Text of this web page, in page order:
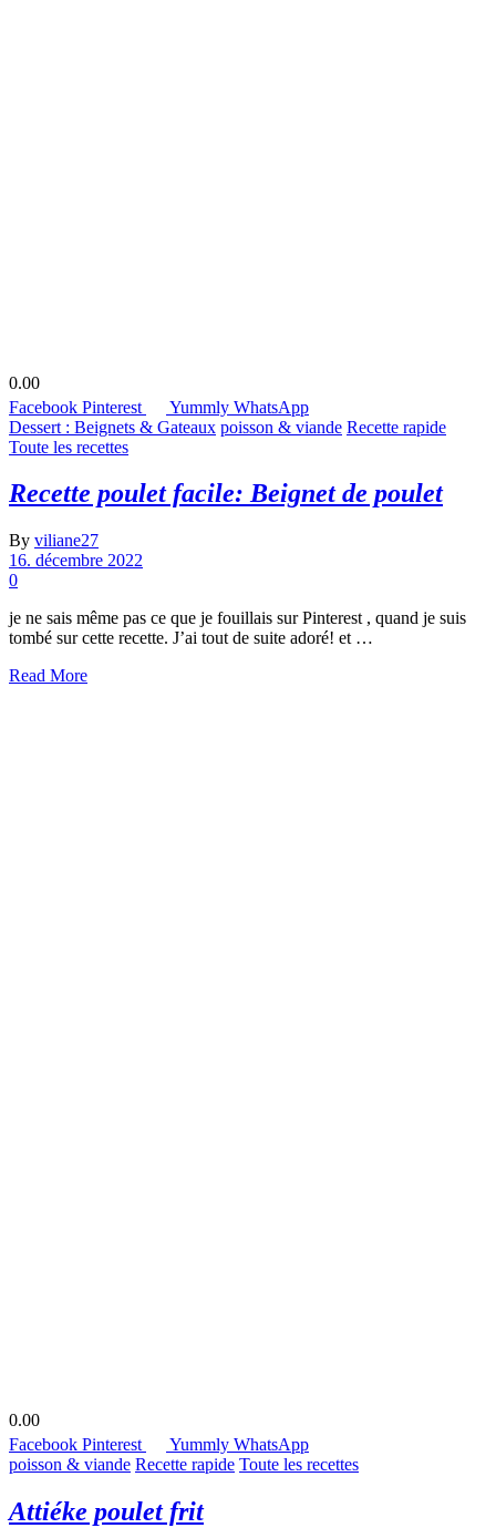
0.00
Facebook Pinterest Yummly WhatsApp
Dessert : Beignets & Gateaux poisson & viande Recette rapide
Toute les recettes
Recette poulet facile: Beignet de poulet
By viliane27
16. décembre 2022
0
je ne sais même pas ce que je fouillais sur Pinterest , quand je suis
tombé sur cette recette. J’ai tout de suite adoré! et …
Read More
0.00
Facebook Pinterest Yummly WhatsApp
poisson & viande Recette rapide Toute les recettes
Attiéke poulet frit